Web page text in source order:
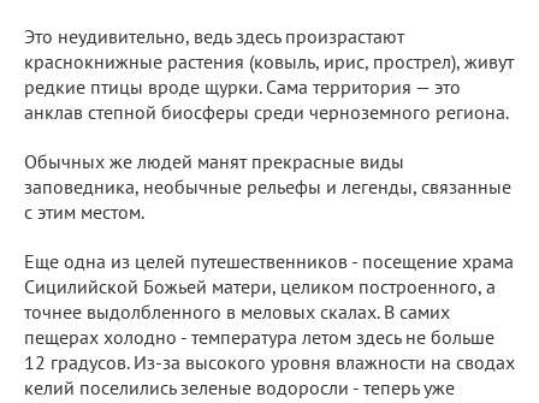
Это неудивительно, ведь здесь произрастают
краснокнижные растения (ковыль, ирис, прострел), живут
редкие птицы вроде щурки. Сама территория — это
анклав степной биосферы среди черноземного региона.
Обычных же людей манят прекрасные виды
заповедника, необычные рельефы и легенды, связанные
с этим местом.
Еще одна из целей путешественников - посещение храма
Сицилийской Божьей матери, целиком построенного, а
точнее выдолбленного в меловых скалах. В самих
пещерах холодно - температура летом здесь не больше
12 градусов. Из-за высокого уровня влажности на сводах
келий поселились зеленые водоросли - теперь уже